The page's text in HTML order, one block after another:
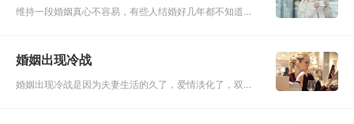
维持一段婚姻真心不容易，有些人结婚好几年都不知道怎
只好选择冷战，用沉
婚姻出现冷战
婚姻出现冷战是因为夫妻生活的久了，爱情淡化了，双方